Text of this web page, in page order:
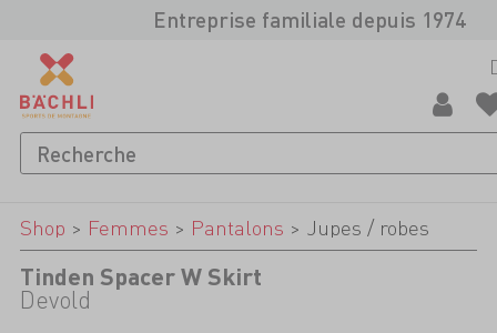
Entreprise familiale depuis 1974
Shop > Femmes > Pantalons > Jupes / robes
Tinden Spacer W Skirt
Devold